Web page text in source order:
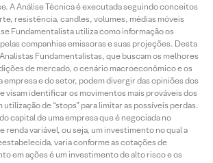
A Análise Técnica é executada seguindo conceitos
resistência, candles, volumes, médias móveis
Fundamentalista utiliza como informação os
companhias emissoras e suas projeções. Desta
Fundamentalistas, que buscam os melhores
de mercado, o cenário macroeconômico e os
e do setor, podem divergir das opiniões dos
visam identificar os movimentos mais prováveis dos
de “stops” para limitar as possíveis perdas.
capital de uma empresa que é negociada no
renda variável, ou seja, um investimento no qual a
varia conforme as cotações de
em ações é um investimento de alto risco e os